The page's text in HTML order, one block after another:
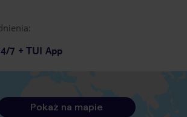
7 + TUI App
Pokaż na mapie